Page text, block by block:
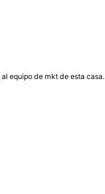
equipo de mkt de esta casa.